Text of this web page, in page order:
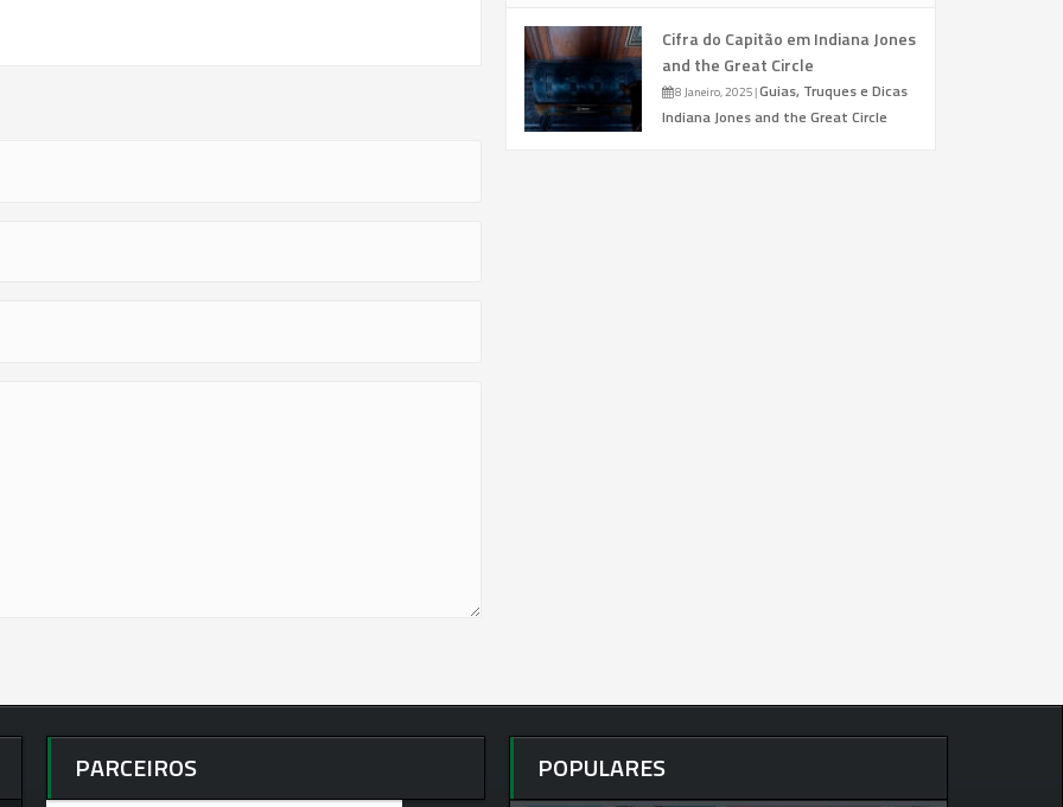
Cifra do Capitão em Indiana Jones
and the Great Circle
8 Janeiro, 2025|Guias, Truques e Dicas
Indiana Jones and the Great Circle
PARCEIROS POPULARES